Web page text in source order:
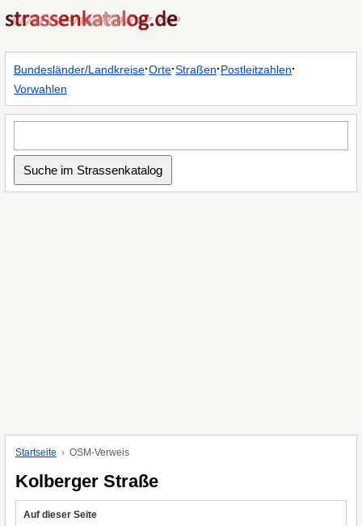
Bundesländer/Landkreise·Orte·Straßen·Postleitzahlen·
Vorwahlen
Startseite OSM-Verweis
Kolberger Straße
Auf dieser Seite